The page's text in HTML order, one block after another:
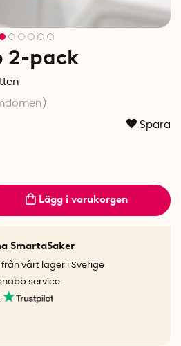
2-pack
)
Spara
Lägg i varukorgen
SmartaSaker
vårt lager i Sverige
service